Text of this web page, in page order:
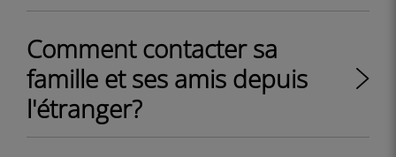
Comment contacter sa
famille et ses amis depuis
l'étranger?